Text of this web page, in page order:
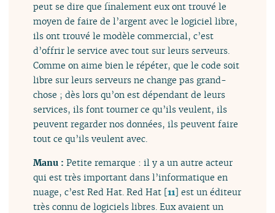
peut se dire que finalement eux ont trouvé le
moyen de faire de l’argent avec le logiciel libre,
ils ont trouvé le modèle commercial, c’est
d’offrir le service avec tout sur leurs serveurs.
Comme on aime bien le répéter, que le code soit
libre sur leurs serveurs ne change pas grand-
chose ; dès lors qu’on est dépendant de leurs
services, ils font tourner ce qu’ils veulent, ils
peuvent regarder nos données, ils peuvent faire
tout ce qu’ils veulent avec.
Manu :Petite remarque : il y a un autre acteur
qui est très important dans l’informatique en
nuage, c’est Red Hat. Red Hat [11] est un éditeur
très connu de logiciels libres. Eux avaient un